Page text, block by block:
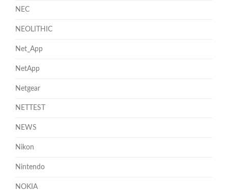
NEC
NEOLITHIC
Net_App
NetApp
Netgear
NETTEST
NEWS
Nikon
Nintendo
NOKIA